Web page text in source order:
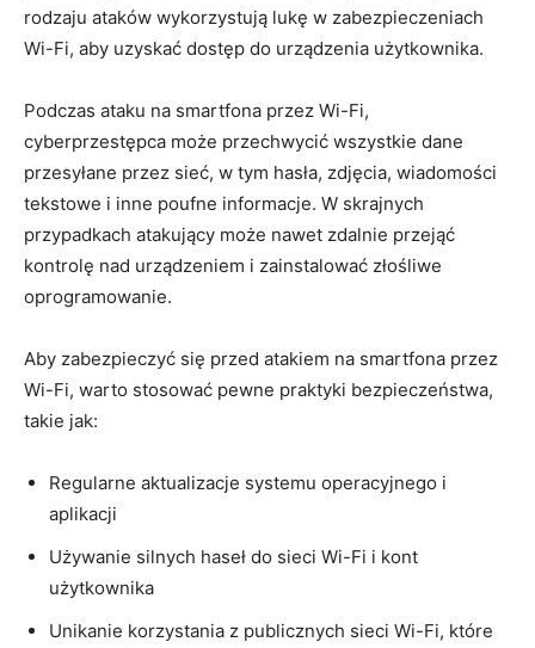
rodzaju ataków wykorzystują lukę w zabezpieczeniach
Wi-Fi, aby uzyskać dostęp do urządzenia użytkownika.
Podczas ataku na smartfona przez Wi-Fi,
cyberprzestępca może przechwycić wszystkie dane
przesyłane przez sieć, w tym hasła, zdjęcia, wiadomości
tekstowe i inne poufne informacje. W skrajnych
przypadkach atakujący może nawet zdalnie przejąć
kontrolę nad urządzeniem i zainstalować złośliwe
oprogramowanie.
Aby zabezpieczyć się przed atakiem na smartfona przez
Wi-Fi, warto stosować pewne praktyki bezpieczeństwa,
takie jak:
Regularne aktualizacje systemu operacyjnego i
aplikacji
Używanie silnych haseł do sieci Wi-Fi i kont
użytkownika
Unikanie korzystania z publicznych sieci Wi-Fi, które